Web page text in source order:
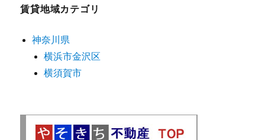
賃貸地域カテゴリ
神奈川県
横浜市金沢区
横須賀市